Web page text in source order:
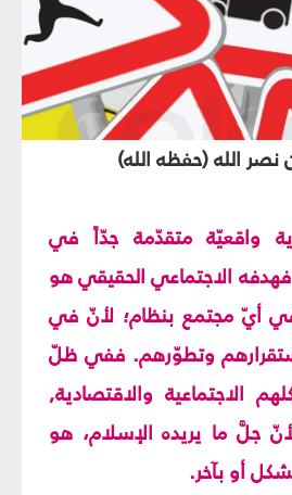
الله (حفظه الله)
واقعيّة متقدّمة جدّاً في
الاجتماعي الحقيقي هو
أيّ مجتمع بنظام؛ لأنّ في
وتطوّرهم. ففي ظلّ
الاجتماعية والاقتصادية,
جلَّ ما يريده الإسلام، هو
أو بآخر.